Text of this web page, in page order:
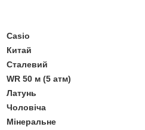
Casio
Китай
Сталевий
WR 50 м (5 атм)
Латунь
Чоловіча
Мінеральне